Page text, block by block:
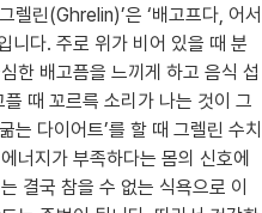
렐린(Ghrelin)’은 ‘배고프다, 어서
니다. 주로 위가 비어 있을 때 분
한 배고픔을 느끼게 하고 음식 섭
때 꼬르륵 소리가 나는 것이 그
는 다이어트’를 할 때 그렐린 수치
너지가 부족하다는 몸의 신호에
결국 참을 수 없는 식욕으로 이